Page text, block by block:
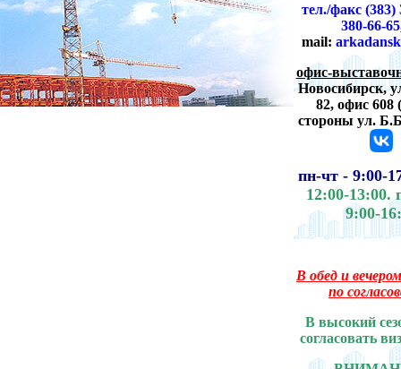
тел./факс (383)
380-66-65
mail:
офис-
Новосибирск,
82, офис 608 (
стороны ул.
пн-чт - 9:00-
12:00-13:00.
9:00-
В обед и
по
В высокий
согласовать